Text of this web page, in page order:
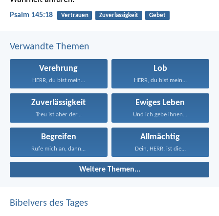
Psalm 145:18 Vertrauen Zuverlässigkeit Gebet
Verwandte Themen
Verehrung
HERR, du bist mein...
Lob
HERR, du bist mein...
Zuverlässigkeit
Treu ist aber der...
Ewiges Leben
Und ich gebe ihnen...
Begreifen
Rufe mich an, dann...
Allmächtig
Dein, HERR, ist die...
Weitere Themen...
Bibelvers des Tages